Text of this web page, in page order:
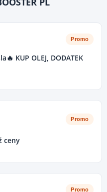
Promo
KUP OLEJ, DODATEK
Promo
ceny
Promo